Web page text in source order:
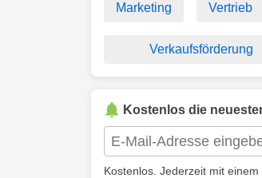
Marketing Vertrieb
Verkaufsförderung
Kostenlos die
Kostenlos. Jederzeit mit einem